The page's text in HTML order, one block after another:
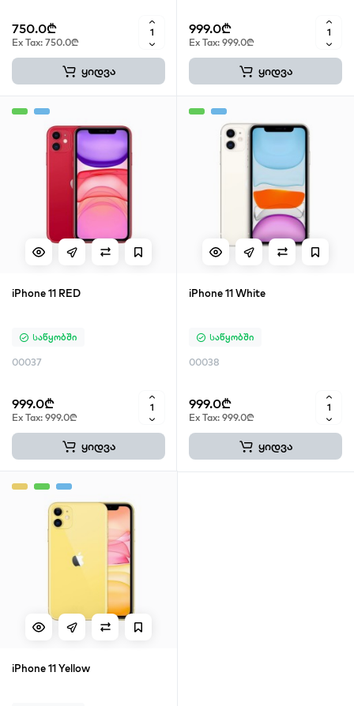
750.0₾
Ex Tax: 750.0₾
ყიდვა
999.0₾
Ex Tax: 999.0₾
ყიდვა
iPhone 11 RED
Საწყობში
00037
999.0₾
Ex Tax: 999.0₾
ყიდვა
iPhone 11 White
Საწყობში
00038
999.0₾
Ex Tax: 999.0₾
ყიდვა
iPhone 11 Yellow